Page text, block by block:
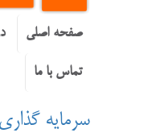
صفحه اصلی
تماس با ما
سرمایه گذاری ۵۲ هزار میلیارد ریالی برای توسعه مکانیزاسیون کشاورزی در چهار سال اخیر/برنامه ۱۲ ساله مکانیزاسیون کشاورزی تدوین شد